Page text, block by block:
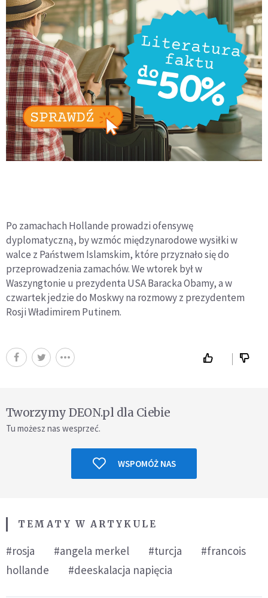
Po zamachach Hollande prowadzi ofensywę
dyplomatyczną, by wzmóc międzynarodowe wysiłki w
walce z Państwem Islamskim, które przyznało się do
przeprowadzenia zamachów. We wtorek był w
Waszyngtonie u prezydenta USA Baracka Obamy, a w
czwartek jedzie do Moskwy na rozmowy z prezydentem
Rosji Władimirem Putinem.
Tworzymy DEON.pl dla Ciebie
Tu możesz nas wesprzeć.
WSPOMÓŻ NAS
TEMATY W ARTYKULE
#rosja #angela merkel #turcja
#francois
hollande
#deeskalacja napięcia